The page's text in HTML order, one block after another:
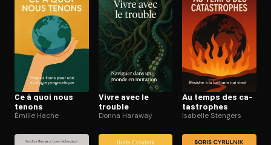
Ce à quoi nous
tenons
Émilie Hache
Vivre avec le
trouble
Donna Haraway
Au temps des ca­
tas­trophes
Isabelle Stengers